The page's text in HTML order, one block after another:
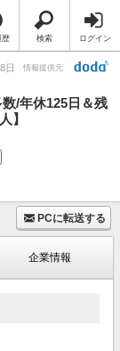
歴 検索 ログイン
日 情報提供元
/年休125日＆残
】
PCに転送する
企業情報